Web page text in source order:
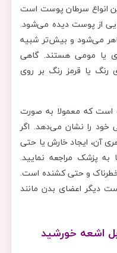
انواع سرطان پوست است
از پوست دیده می‌شود.
می‌شود و بیش‌تر شبیه
یا مومی هستند. گاهی
رنگ یا قرمز رنگ بر روی
است که معمولا به صورت
خود را نشان می‌دهد. اگر
آن، ایجاد خارش یا حتی
پزشک مراجعه نمایید.
خطرناک و حتی کشنده است.
دیگر اعضای بدن مانند
اشعه خورشید